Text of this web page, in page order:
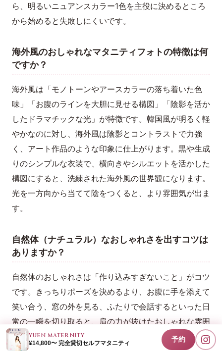
ら、明るいニュアンスカラー1色を主役に決めるところ
から始めると失敗しにくいです。
海外風のおしゃれなマタニティフォトの特徴は何
ですか？
海外風は「モノトーンやアースカラーの落ち着いた色
味」「お腹のラインを大胆に見せる構図」「陰影を活か
したドラマチックな光」が特徴です。韓国風が明るく軽
やかなのに対し、海外風は陰影とコントラストで力強
く、アート作品のような印象に仕上がります。黒や生成
りのシンプルな衣装で、横向きやシルエットを活かした
構図にすると、洗練された海外風の世界観になります。
光を一方向から当てて陰をつくると、より雰囲気が出ま
す。
自然体（ナチュラル）なおしゃれさを出すコツは
ありますか？
自然体のおしゃれさは「作り込みすぎないこと」がコツ
です。きっちりポーズを決めるより、お腹に手を添えて
笑い合う、窓の外を見る、ふたりで会話するといった日
常の一瞬を切り取ると、肩の力が抜けたおしゃれな雰囲
気になります。色味はくすみカラーや白で軽くまとめ、
やわらかい自然光で撮ると、温かみのある今っぽい一枚
YUEN MATERNITY
¥14,800〜 完全貸切セルフマタニティ 予約